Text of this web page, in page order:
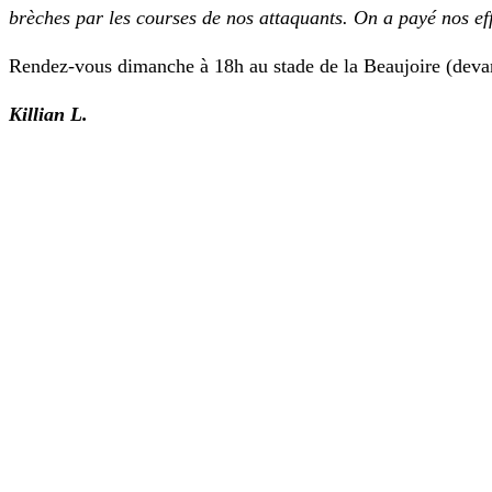
brèches par les courses de nos attaquants. On a payé nos
Rendez-vous dimanche à 18h au stade de la Beaujoire
Killian L.